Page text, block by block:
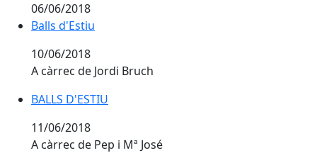
06/06/2018
Balls d'Estiu
Balls d'Estiu
10/06/2018
A càrrec de Jordi Bruch
BALLS D'ESTIU
BALLS D'ESTIU
11/06/2018
A càrrec de Pep i Mª José